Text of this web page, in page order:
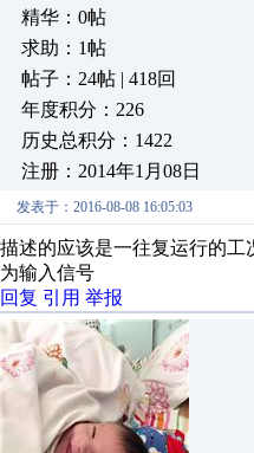
精华：0帖
求助：1帖
帖子：24帖 | 418回
年度积分：226
历史总积分：1422
注册：2014年1月08日
发表于：2016-08-08 16:05:03
描述的应该是一往复运行的工
为输入信号
回复 引用 举报